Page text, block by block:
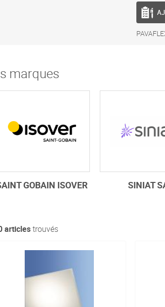
marques
GOBAIN ISOVER SINIAT
articlestrouvés